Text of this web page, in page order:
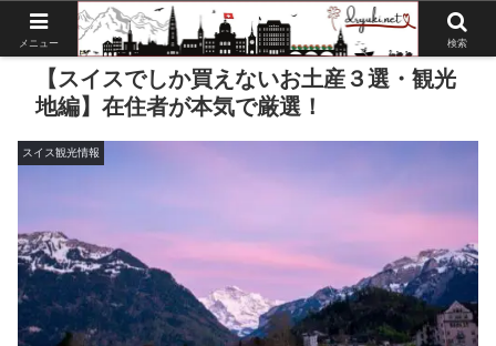
【スイスでしか買えないお土産３選・観光
地編】在住者が本気で厳選！
スイス観光情報
メニュー 検索